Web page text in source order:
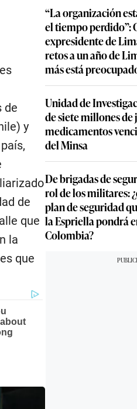
de
y
de
que
la
que
“La organización
el tiempo perdido”:
expresidente de
retos a un año de
más está
Unidad de
de siete millones de
medicamentos
del Minsa
De brigadas de
rol de los militares:
plan de seguridad
la Espriella pondrá
Colombia?